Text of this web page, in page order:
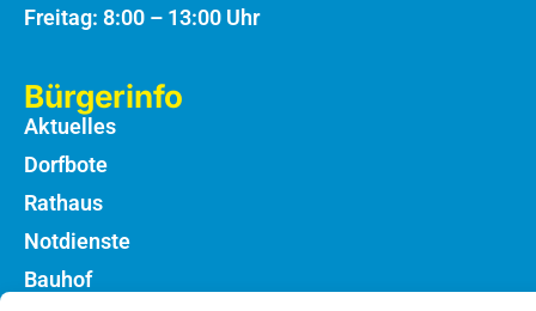
Freitag: 8:00 – 13:00 Uhr
Bürgerinfo
Aktuelles
Dorfbote
Rathaus
Notdienste
Bauhof